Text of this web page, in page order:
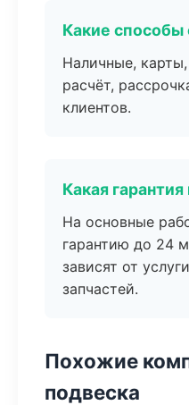
Какие способы
Наличные,
расчёт,
клиентов.
Какая
На основные
гарантию до 24
зависят от
запчастей.
Похожие
подвеска